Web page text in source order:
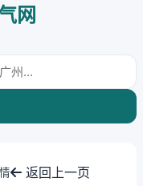
网
返回上一页